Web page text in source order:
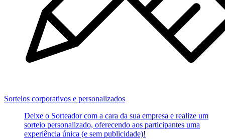
Sorteios corporativos e personalizados
Deixe o Sorteador com a cara da sua empresa e realize um
sorteio personalizado, oferecendo aos participantes uma
experiência única (e sem publicidade)!